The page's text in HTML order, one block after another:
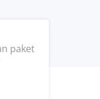
paket